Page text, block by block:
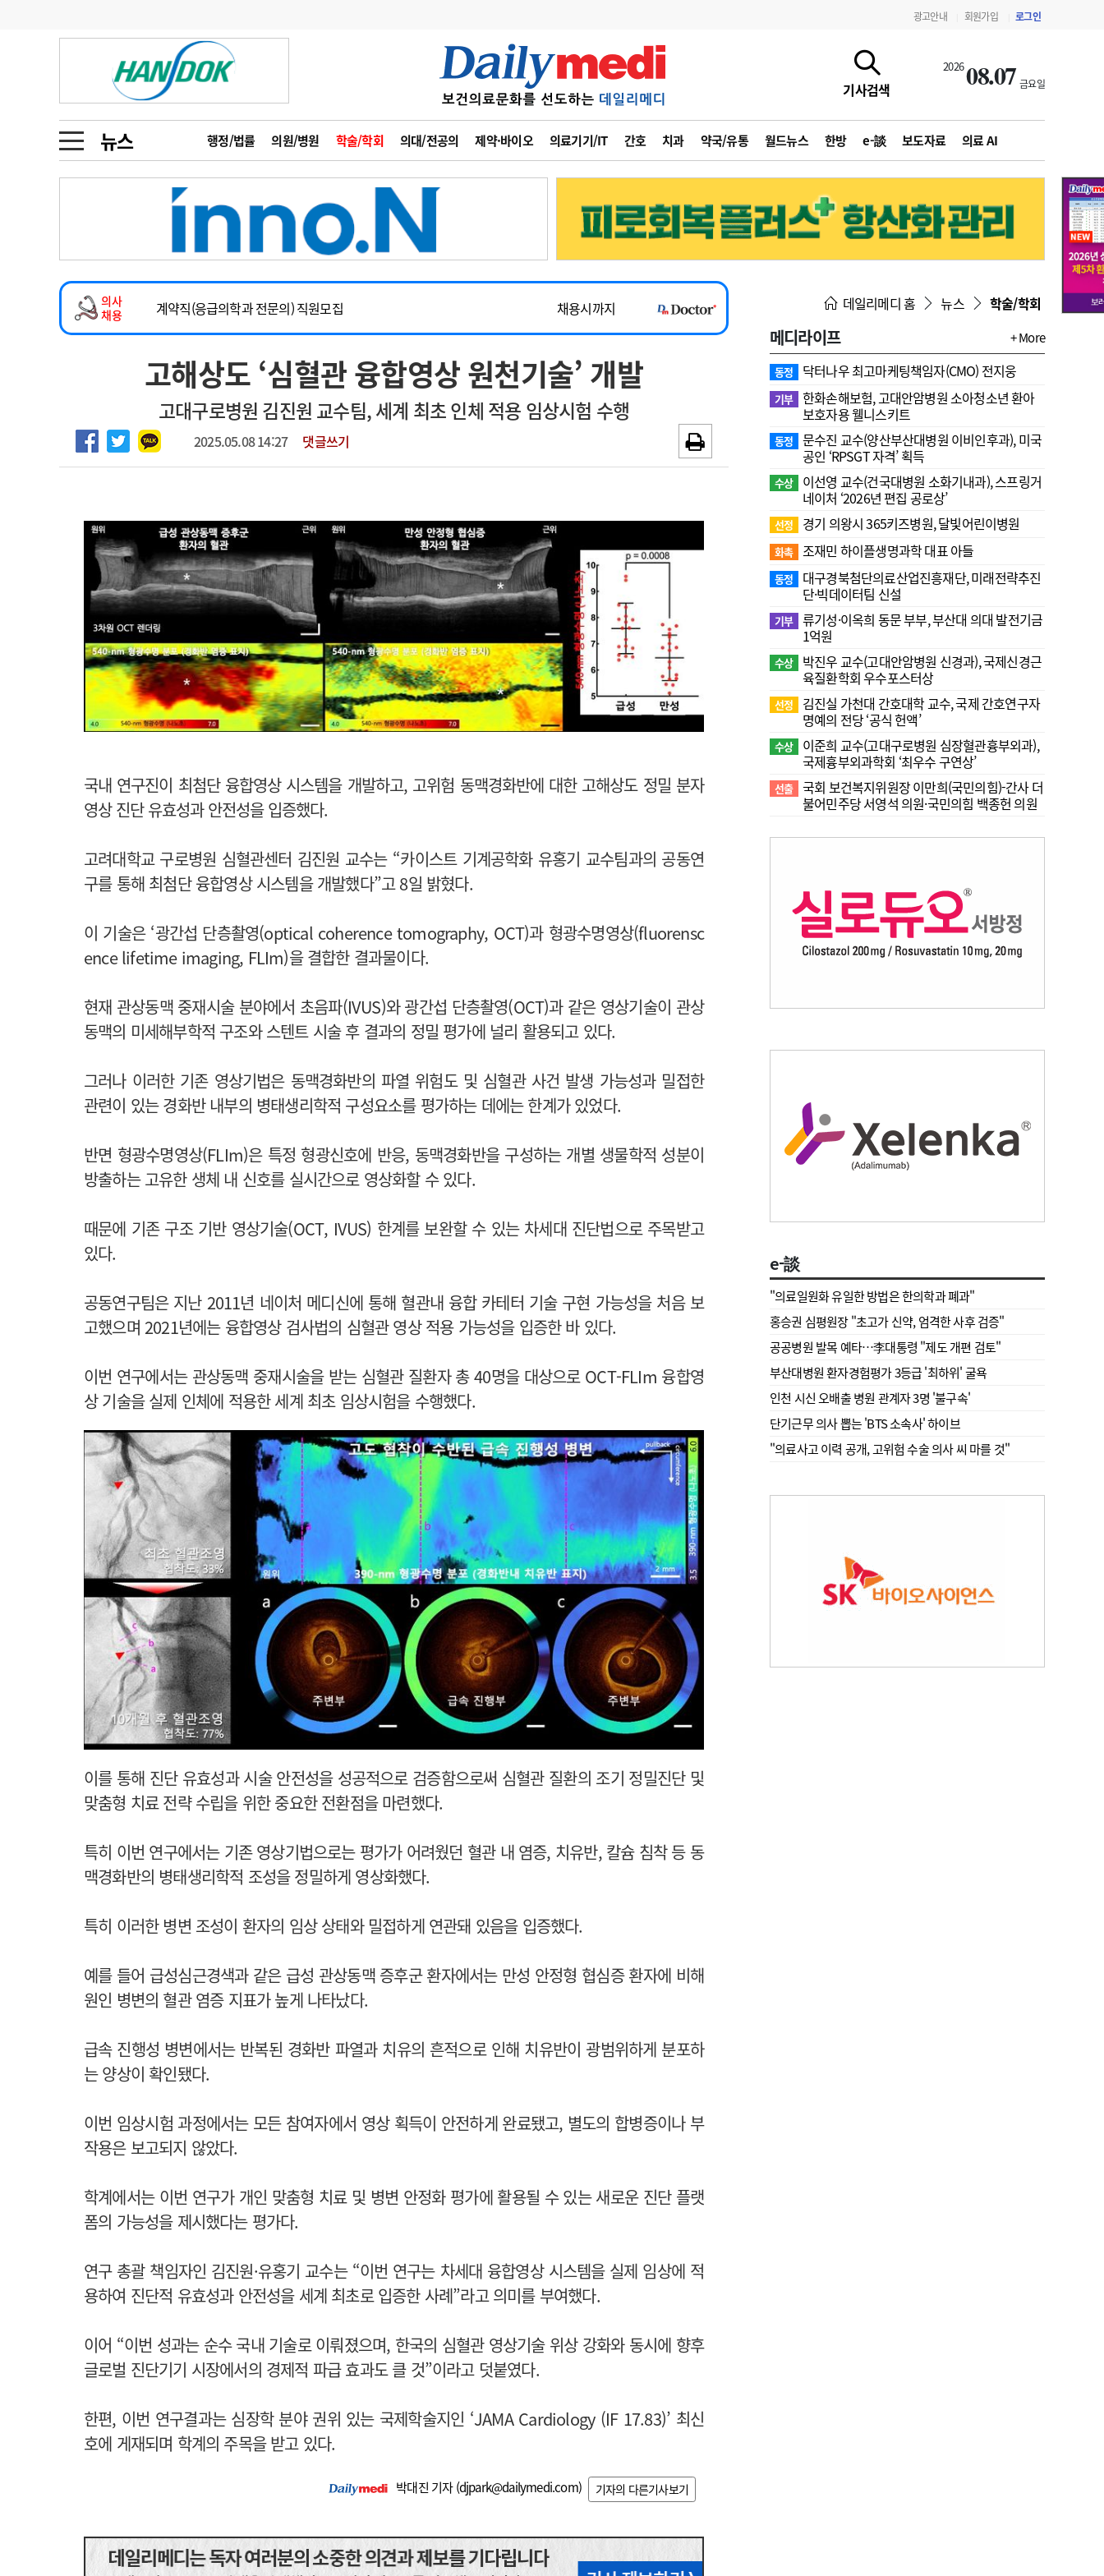
광고안내 회원가입 로그인
기사검색
202608.07 금요일
뉴스 행정/법률 의원/병원 학술/학회 의대/전공의 제약·바이오 의료기기/IT 간호 치과 약국/유통 월드뉴스 한방 e-談 보도자료 의료 AI
금주의 검색어
1
의사인력 수급 추계
3
AI의료
4
전공의 모집 결과
6
관리급여 실시
수련환경 개선
의과대학 입시
인사 사고
오피니언 수첩
인물 초대석 피플
동영상뉴스
포토뉴스
메디 Hospital 지역병원 중소병원
인포메이션 행정처분 판례 정책/통계 공시 지침·기준·평가 약제급여 심사 결과
회사소개 법적고지 광고안내
의사
채용
2026년 하반기 인턴 모집
~2026-08-31
마취통증의학과 임기제 임상의사 채용
채용시까지
계약직(응급의학과 전문의) 직원모집
채용시까지
하반기 전공의(레지던트1년차) 모집
~2026-08-15
2026년 하반기 인턴 모집
~2026-08-31
마취통증의학과 임기제 임상의사 채용
채용시까지
고해상도 ‘심혈관 융합영상 원천기술’ 개발
고대구로병원 김진원 교수팀, 세계 최초 인체 적용 임상시험 수행
2025.05.08 14:27 댓글쓰기
국내 연구진이 최첨단 융합영상 시스템을 개발하고, 고위험 동맥경화반에 대한 고해상도 정밀 분자
영상 진단 유효성과 안전성을 입증했다.
고려대학교 구로병원 심혈관센터 김진원 교수는 “카이스트 기계공학화 유홍기 교수팀과의 공동연
구를 통해 최첨단 융합영상 시스템을 개발했다”고 8일 밝혔다.
이 기술은 ‘광간섭 단층촬영(optical coherence tomography, OCT)과 형광수명영상(fluorensc
ence lifetime imaging, FLIm)을 결합한 결과물이다.
현재 관상동맥 중재시술 분야에서 초음파(IVUS)와 광간섭 단층촬영(OCT)과 같은 영상기술이 관상
동맥의 미세해부학적 구조와 스텐트 시술 후 결과의 정밀 평가에 널리 활용되고 있다.
그러나 이러한 기존 영상기법은 동맥경화반의 파열 위험도 및 심혈관 사건 발생 가능성과 밀접한
관련이 있는 경화반 내부의 병태생리학적 구성요소를 평가하는 데에는 한계가 있었다.
반면 형광수명영상(FLIm)은 특정 형광신호에 반응, 동맥경화반을 구성하는 개별 생물학적 성분이
방출하는 고유한 생체 내 신호를 실시간으로 영상화할 수 있다.
때문에 기존 구조 기반 영상기술(OCT, IVUS) 한계를 보완할 수 있는 차세대 진단법으로 주목받고
있다.
공동연구팀은 지난 2011년 네이처 메디신에 통해 혈관내 융합 카테터 기술 구현 가능성을 처음 보
고했으며 2021년에는 융합영상 검사법의 심혈관 영상 적용 가능성을 입증한 바 있다.
이번 연구에서는 관상동맥 중재시술을 받는 심혈관 질환자 총 40명을 대상으로 OCT-FLIm 융합영
상 기술을 실제 인체에 적용한 세계 최초 임상시험을 수행했다.
이를 통해 진단 유효성과 시술 안전성을 성공적으로 검증함으로써 심혈관 질환의 조기 정밀진단 및
맞춤형 치료 전략 수립을 위한 중요한 전환점을 마련했다.
특히 이번 연구에서는 기존 영상기법으로는 평가가 어려웠던 혈관 내 염증, 치유반, 칼슘 침착 등 동
맥경화반의 병태생리학적 조성을 정밀하게 영상화했다.
특히 이러한 병변 조성이 환자의 임상 상태와 밀접하게 연관돼 있음을 입증했다.
예를 들어 급성심근경색과 같은 급성 관상동맥 증후군 환자에서는 만성 안정형 협심증 환자에 비해
원인 병변의 혈관 염증 지표가 높게 나타났다.
급속 진행성 병변에서는 반복된 경화반 파열과 치유의 흔적으로 인해 치유반이 광범위하게 분포하
는 양상이 확인됐다.
이번 임상시험 과정에서는 모든 참여자에서 영상 획득이 안전하게 완료됐고, 별도의 합병증이나 부
작용은 보고되지 않았다.
학계에서는 이번 연구가 개인 맞춤형 치료 및 병변 안정화 평가에 활용될 수 있는 새로운 진단 플랫
폼의 가능성을 제시했다는 평가다.
연구 총괄 책임자인 김진원·유홍기 교수는 “이번 연구는 차세대 융합영상 시스템을 실제 임상에 적
용하여 진단적 유효성과 안전성을 세계 최초로 입증한 사례”라고 의미를 부여했다.
이어 “이번 성과는 순수 국내 기술로 이뤄졌으며, 한국의 심혈관 영상기술 위상 강화와 동시에 향후
글로벌 진단기기 시장에서의 경제적 파급 효과도 클 것”이라고 덧붙였다.
한편, 이번 연구결과는 심장학 분야 권위 있는 국제학술지인 ‘JAMA Cardiology (IF 17.83)’ 최신
호에 게재되며 학계의 주목을 받고 있다.
박대진 기자 (djpark@dailymedi.com) 기자의 다른기사보기
데일리메디 홈 뉴스 학술/학회
메디라이프 + More
동정 닥터나우 최고마케팅책임자(CMO) 전지웅
기부 한화손해보험, 고대안암병원 소아청소년 환아
보호자용 웰니스키트
동정
문수진 교수( 양산부산대병원 이비인후과), 미국
공인 ‘RPSGT 자격’ 획득
수상
이선영 교수(건국대병원 소화기내과), 스프링거
네이처 ‘2026년 편집 공로상’
선정 경기 의왕시 365키즈병원, 달빛어린이병원
화촉 조재민 하이플생명과학 대표 아들
동정
대구경북첨단의료산업진흥재단, 미래전략추진
단·빅데이터팀 신설
기부 류기성·이옥희 동문 부부, 부산대 의대 발전기금
1억원
수상
박진우 교수(고대안암병원 신경과), 국제신경근
육질환학회 우수포스터상
선정
김진실 가천대 간호대학 교수, 국제 간호연구자
명예의 전당 ‘공식 헌액’
수상
이준희 교수(고대구로병원 심장혈관흉부외과),
국제흉부외과학회 ‘최우수 구연상’
선출 국회 보건복지위원장 이만희(국민의힘)-간사 더
불어민주당 서영석 의원·국민의힘 백종헌 의원
e-談
"의료일원화 유일한 방법은 한의학과 폐과"
홍승권 심평원장 " 초고가 신약, 엄격한 사후 검증"
공공병원 발목 예타…李대통령 "제도 개편 검토"
부산대병원 환자경험평가 3등급 '최하위' 굴욕
인천 시신 오배출 병원 관계자 3명 '불구속'
단기근무 의사 뽑는 'BTS 소속사' 하이브
"의료사고 이력 공개, 고위험 수술 의사 씨 마를 것"